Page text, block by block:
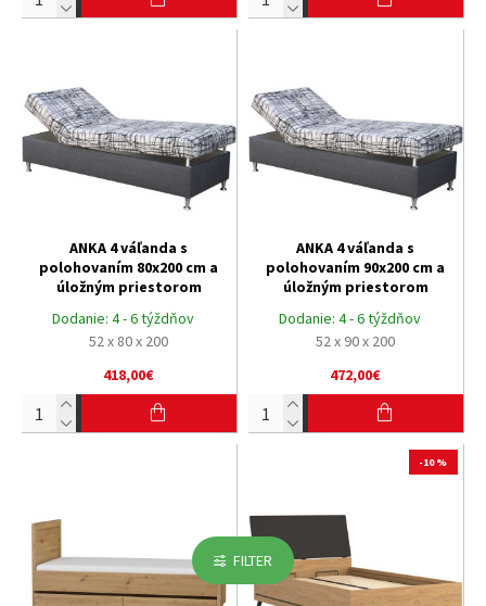
Dodanie: 4 - 6 týždňov
52 x 80 x 200
ANKA 4 váľanda s
polohovaním 80x200 cm a
úložným priestorom
418,00€
Dodanie: 4 - 6 týždňov
52 x 90 x 200
ANKA 4 váľanda s
polohovaním 90x200 cm a
úložným priestorom
472,00€
-10 %
FILTER